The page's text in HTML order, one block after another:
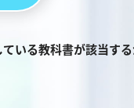
いる教科書が該当す